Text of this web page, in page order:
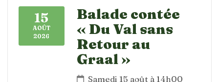
15
AOÛT
2026
Balade contée
« Du Val sans
Retour au
Graal »
Samedi 15 août à 14h00